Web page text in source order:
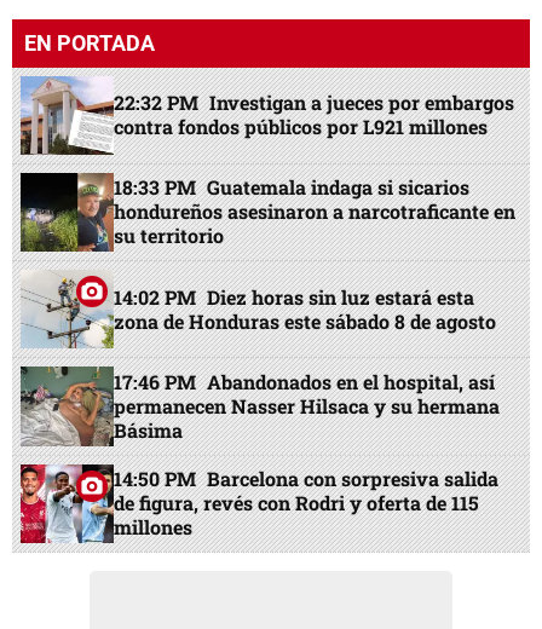
EN PORTADA
22:32 PM Investigan a jueces por embargos
contra fondos públicos por L921 millones
18:33 PM Guatemala indaga si sicarios
hondureños asesinaron a narcotraficante en
su territorio
14:02 PM Diez horas sin luz estará esta
zona de Honduras este sábado 8 de agosto
17:46 PM Abandonados en el hospital, así
permanecen Nasser Hilsaca y su hermana
Básima
14:50 PM Barcelona con sorpresiva salida
de figura, revés con Rodri y oferta de 115
millones